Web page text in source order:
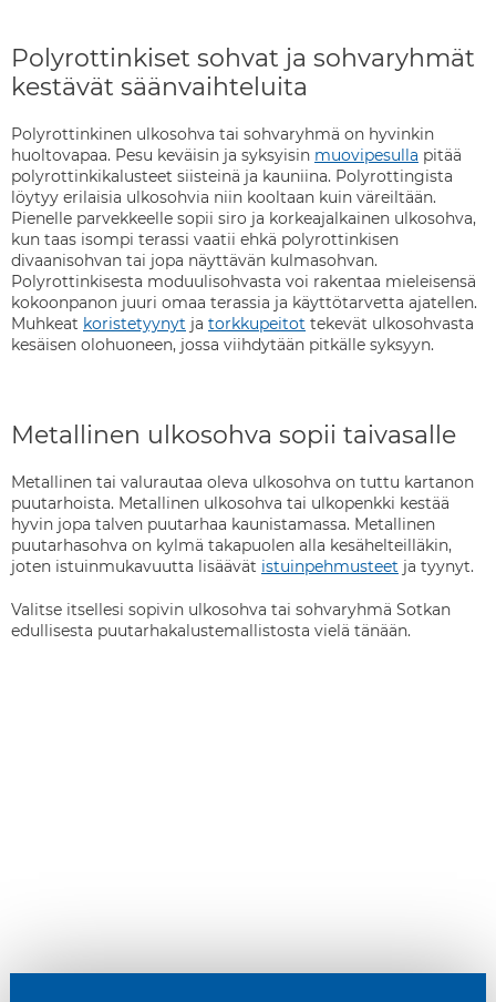
Polyrottinkiset sohvat ja sohvaryhmät
kestävät säänvaihteluita
Polyrottinkinen ulkosohva tai sohvaryhmä on hyvinkin
huoltovapaa. Pesu keväisin ja syksyisin muovipesulla pitää
polyrottinkikalusteet siisteinä ja kauniina. Polyrottingista
löytyy erilaisia ulkosohvia niin kooltaan kuin väreiltään.
Pienelle parvekkeelle sopii siro ja korkeajalkainen ulkosohva,
kun taas isompi terassi vaatii ehkä polyrottinkisen
divaanisohvan tai jopa näyttävän kulmasohvan.
Polyrottinkisesta moduulisohvasta voi rakentaa mieleisensä
kokoonpanon juuri omaa terassia ja käyttötarvetta ajatellen.
Muhkeat koristetyynyt ja torkkupeitot tekevät ulkosohvasta
kesäisen olohuoneen, jossa viihdytään pitkälle syksyyn.
Metallinen ulkosohva sopii taivasalle
Metallinen tai valurautaa oleva ulkosohva on tuttu kartanon
puutarhoista. Metallinen ulkosohva tai ulkopenkki kestää
hyvin jopa talven puutarhaa kaunistamassa. Metallinen
puutarhasohva on kylmä takapuolen alla kesähelteilläkin,
joten istuinmukavuutta lisäävät istuinpehmusteet ja tyynyt.
Valitse itsellesi sopivin ulkosohva tai sohvaryhmä Sotkan
edullisesta puutarhakalustemallistosta vielä tänään.